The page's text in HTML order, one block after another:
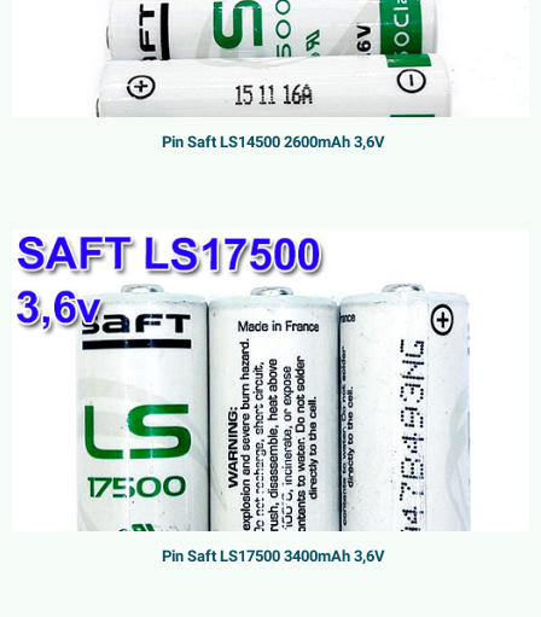
Pin Saft LS14500 2600mAh 3,6V
Pin Saft LS17500 3400mAh 3,6V